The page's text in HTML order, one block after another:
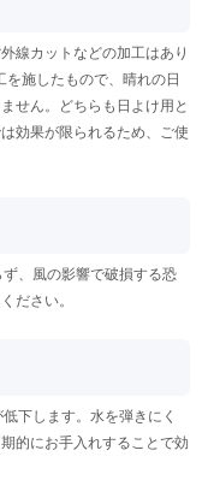
線カットなどの加工はあり
施したもので、晴れの日
せん。どちらも日よけ用と
効果が限られるため、ご使
、風の影響で破損する恐
ださい。
下します。水を弾きにく
的にお手入れすることで効